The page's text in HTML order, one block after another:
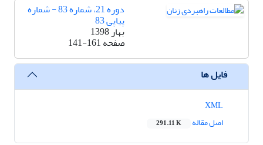
دوره 21، شماره 83 - شماره
پیاپی 83
بهار 1398
صفحه141-161
فایل ها
اصل مقاله
291.11 K